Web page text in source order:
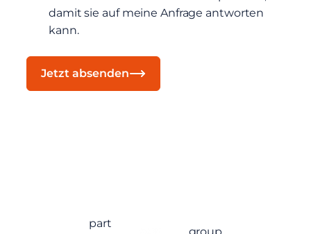
damit sie auf meine Anfrage antworten
kann.
Jetzt absenden
part